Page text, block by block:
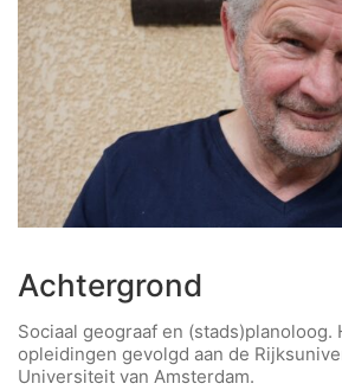
Achtergrond
Sociaal geograaf en (stads)planoloog.
opleidingen gevolgd aan de
Universiteit van Amsterdam.